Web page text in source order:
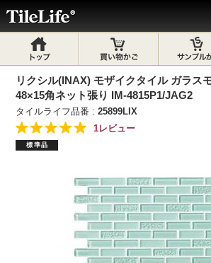
リクシル(INAX) モザイクタイル ガラス
48×15角ネット張り IM-4815P1/JAG2
タイルライフ品番 :25899LIX
1レビュー
標準品